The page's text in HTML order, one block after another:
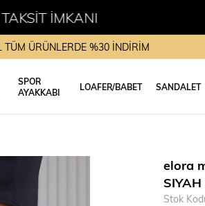
TÜM ÜRÜNLERDE %30 İNDİRİM
SPOR
AYAKKABI
LOAFER/BABET SANDALET
elora
SIYAH
Stok